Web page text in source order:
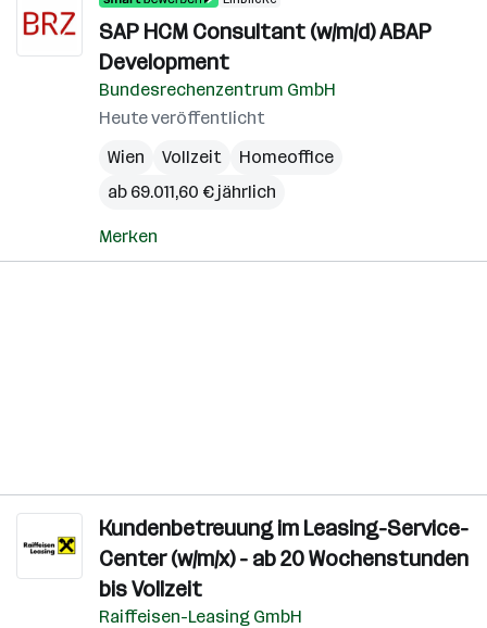
SAP HCM Consultant (w/m/d) ABAP
Development
Bundesrechenzentrum GmbH
Heute veröffentlicht
Wien
Vollzeit
Homeoffice
ab 69.011,60 € jährlich
Merken
Kundenbetreuung im Leasing-Service-
Center (w/m/x) - ab 20 Wochenstunden
bis Vollzeit
Raiffeisen-Leasing GmbH